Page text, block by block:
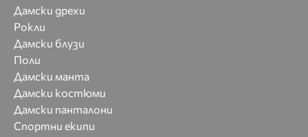
Дамски дрехи
Рокли
Дамски блузи
Поли
Дамски манта
Дамски костюми
Дамски панталони
Спортни екипи